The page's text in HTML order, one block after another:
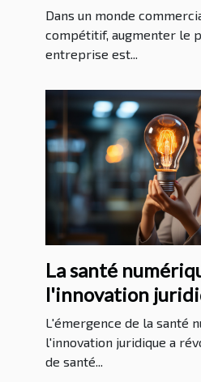
Dans un monde
compétitif, augmenter le
entreprise est...
La santé
l'innovation
analyse
L'émergence de la santé
l'innovation juridique a
de santé...